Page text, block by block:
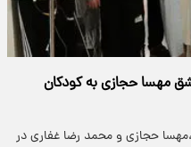
مهسا حجازی به کودکان
حجازی و محمد رضا غفاری در